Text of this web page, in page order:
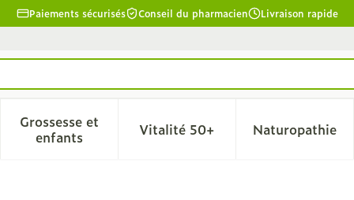
Paiements sécurisés Conseil du pharmacien Livraison rapide
Beauté, soins et hygiène
sous-menu pour la catégorie Régime, alimentation &
Grossesse et
enfantsAfficher le sous-menu pour la catégorie
Vitalité 50+Afficher le sous-menu pour
Naturopathie
Afficher